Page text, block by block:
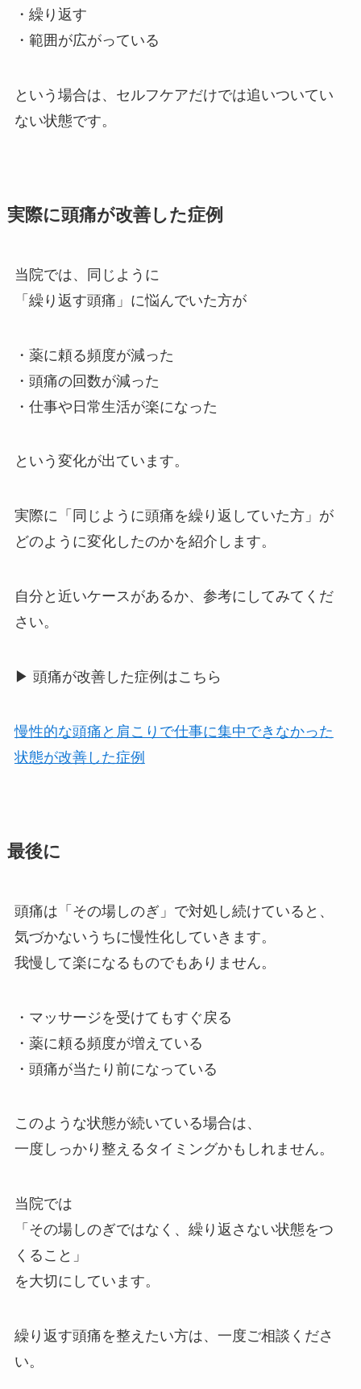
・繰り返す
・範囲が広がっている
という場合は、セルフケアだけでは追いついてい
ない状態です。
実際に頭痛が改善した症例
当院では、同じように
「繰り返す頭痛」に悩んでいた方が
・薬に頼る頻度が減った
・頭痛の回数が減った
・仕事や日常生活が楽になった
という変化が出ています。
実際に「同じように頭痛を繰り返していた方」が
どのように変化したのかを紹介します。
自分と近いケースがあるか、参考にしてみてくだ
さい。
▶ 頭痛が改善した症例はこちら
慢性的な頭痛と肩こりで仕事に集中できなかった
状態が改善した症例
最後に
頭痛は「その場しのぎ」で対処し続けていると、
気づかないうちに慢性化していきます。
我慢して楽になるものでもありません。
・マッサージを受けてもすぐ戻る
・薬に頼る頻度が増えている
・頭痛が当たり前になっている
このような状態が続いている場合は、
一度しっかり整えるタイミングかもしれません。
当院では
「その場しのぎではなく、繰り返さない状態をつ
くること」
を大切にしています。
繰り返す頭痛を整えたい方は、一度ご相談くださ
い。